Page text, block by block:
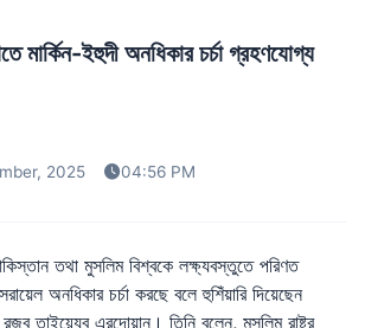
মার্কিন-ইহুদী অনধিকার চর্চা গ্রহণযোগ্য
2025 04:56 PM
তথা মুসলিম বিশ্বকে লক্ষ্যবস্তুতে পরিণত
অনধিকার চর্চা করছে বলে হুশিঁয়ারি দিয়েছেন
তাইয়্যেব এরদোয়ান। তিনি বলেন, মুসলিম রাষ্ট্র